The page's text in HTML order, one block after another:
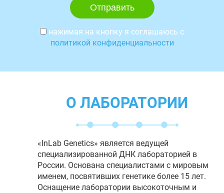
нажимая на кнопку я соглашаюсь с
политикой конфиденциальности
О ЛАБОРАТОРИИ
«InLab Genetics» является ведущей
специализированной ДНК лабораторией в
России. Основана специалистами с мировым
именем, посвятивших генетике более 15 лет.
Оснащение лаборатории высокоточным и